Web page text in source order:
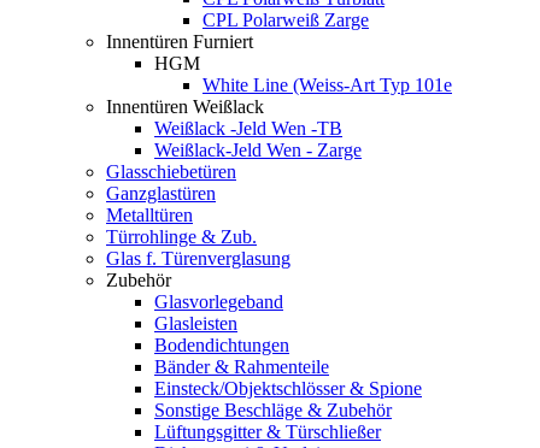
CPL Polarweiß Zarge
Innentüren Furniert
HGM
White Line (Weiss-Art Typ 101e
Innentüren Weißlack
Weißlack -Jeld Wen -TB
Weißlack-Jeld Wen - Zarge
Glasschiebetüren
Ganzglastüren
Metalltüren
Türrohlinge & Zub.
Glas f. Türenverglasung
Zubehör
Glasvorlegeband
Glasleisten
Bodendichtungen
Bänder & Rahmenteile
Einsteck/Objektschlösser & Spione
Sonstige Beschläge & Zubehör
Lüftungsgitter & Türschließer